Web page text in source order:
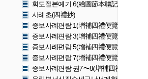
회도절본예기 6(繪圖節本禮記 6)
사례초(四禮抄)
증보사례편람 1(增補四禮便覽 1)
증보사례편람 3(增補四禮便覽 3)
증보사례편람 5(增補四禮便覽 5)
증보사례편람 7(增補四禮便覽 7)
증보사례편람 권7〜8(增補四禮便覽 卷七